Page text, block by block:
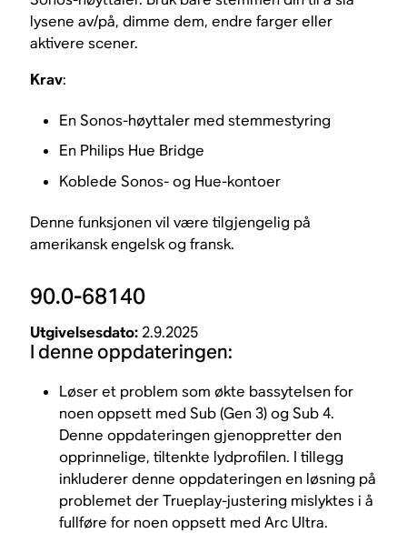
lysene av/på, dimme dem, endre farger eller
aktivere scener.
Krav:
En Sonos-høyttaler med stemmestyring
En Philips Hue Bridge
Koblede Sonos- og Hue-kontoer
Denne funksjonen vil være tilgjengelig på
amerikansk engelsk og fransk.
90.0-68140
Utgivelsesdato: 2.9.2025
I denne oppdateringen:
Løser et problem som økte bassytelsen for
noen oppsett med Sub (Gen 3) og Sub 4.
Denne oppdateringen gjenoppretter den
opprinnelige, tiltenkte lydprofilen. I tillegg
inkluderer denne oppdateringen en løsning på
problemet der Trueplay-justering mislyktes i å
fullføre for noen oppsett med Arc Ultra.